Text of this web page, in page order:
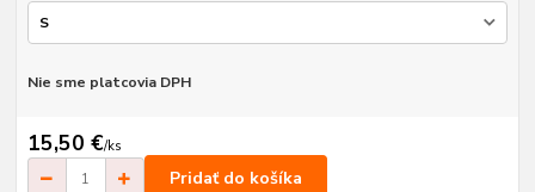
Nie sme platcovia DPH
15,50 €/ks
Pridať do košíka